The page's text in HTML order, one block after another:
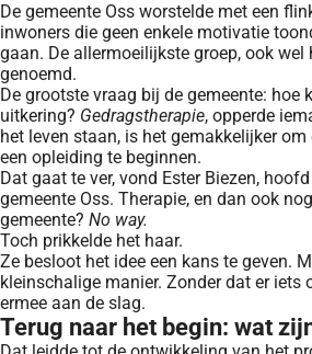
De gemeente Oss worstelde met een
inwoners die geen enkele motivatie
gaan. De allermoeilijkste groep, ook wel
genoemd.
De grootste vraag bij de gemeente: hoe
uitkering? Gedragstherapie, opperde
het leven staan, is het gemakkelijker
een opleiding te beginnen.
Dat gaat te ver, vond Ester Biezen,
gemeente Oss. Therapie, en dan ook
gemeente? No way.
Toch prikkelde het haar.
Ze besloot het idee een kans te geven.
kleinschalige manier. Zonder dat er iets
ermee aan de slag.
Terug naar het begin: wat